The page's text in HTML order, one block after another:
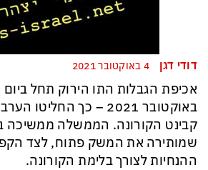
דודי דגן
באוקטובר 2021 – כך
קבינט הקורונה. הממשלה ממשיכה
שמותירה את המשק פתוח, לצד
ההנחיות לצורך בלימת הקורונה.